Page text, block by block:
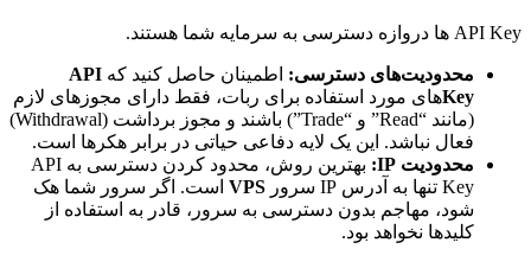
API Key ها دروازه دسترسی به سرمایه شما هستند.
محدودیت‌های دسترسی: اطمینان حاصل کنید که API
Keyهای مورد استفاده برای ربات، فقط دارای مجوزهای لازم
(مانند “Read” و “Trade”) باشند و مجوز برداشت (Withdrawal)
فعال نباشد. این یک لایه دفاعی حیاتی در برابر هکرها است.
محدودیت IP:
بهترین روش، محدود کردن دسترسی به API
Key تنها به آدرس IP سرور
VPS است. اگر سرور شما هک
شود، مهاجم بدون دسترسی به سرور، قادر به استفاده از
کلیدها نخواهد بود.